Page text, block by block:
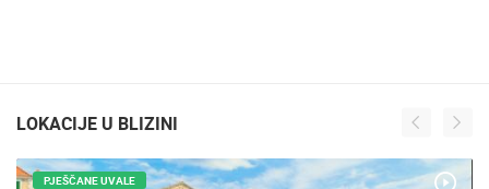
LOKACIJE U BLIZINI
PJEŠČANE UVALE